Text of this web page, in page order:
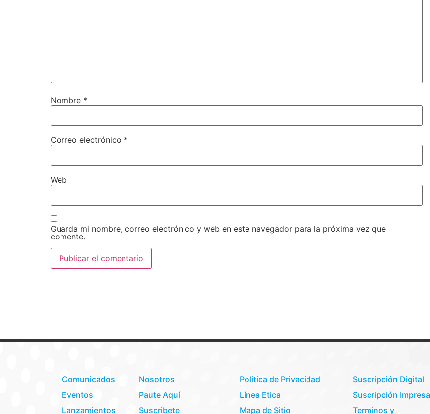
Nombre *
Correo electrónico *
Web
Guarda mi nombre, correo electrónico y web en este navegador para la próxima vez que
comente.
Comunicados
Eventos
Lanzamientos
Nosotros
Paute Aquí
Suscribete
Politica de Privacidad
Línea Etica
Mapa de Sitio
Suscripción Digital
Suscripción Impresa
Terminos y